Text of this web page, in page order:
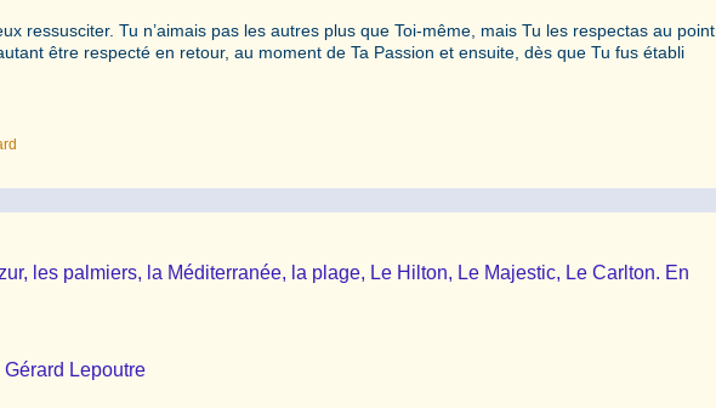
ressusciter. Tu n’aimais pas les autres plus que Toi-même, mais Tu les respectas au point
être respecté en retour, au moment de Ta Passion et ensuite, dès que Tu fus établi
les palmiers, la Méditerranée, la plage, Le Hilton, Le Majestic, Le Carlton. En
Lepoutre